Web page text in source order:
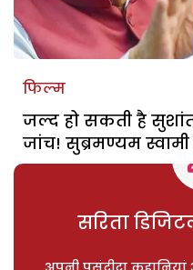
फिल्म
जल्द हो सकती है
जांच! सुब्रमण्यम
सरिता